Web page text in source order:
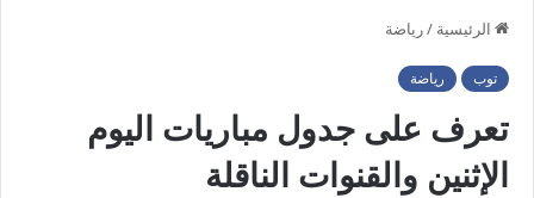
الرئيسية /رياضة
توب رياضة
تعرف على جدول مباريات اليوم
الإثنين والقنوات الناقلة